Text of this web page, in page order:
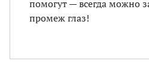
помогут — всегда можно
промеж глаз!